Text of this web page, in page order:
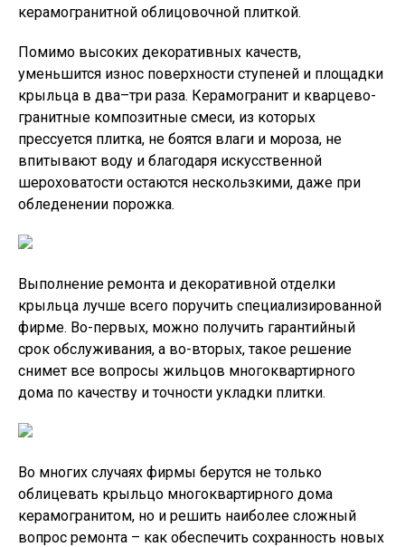
керамогранитной облицовочной плиткой.
Помимо высоких декоративных качеств,
уменьшится износ поверхности ступеней и площадки
крыльца в два–три раза. Керамогранит и кварцево-
гранитные композитные смеси, из которых
прессуется плитка, не боятся влаги и мороза, не
впитывают воду и благодаря искусственной
шероховатости остаются нескользкими, даже при
обледенении порожка.
Выполнение ремонта и декоративной отделки
крыльца лучше всего поручить специализированной
фирме. Во-первых, можно получить гарантийный
срок обслуживания, а во-вторых, такое решение
снимет все вопросы жильцов многоквартирного
дома по качеству и точности укладки плитки.
Во многих случаях фирмы берутся не только
облицевать крыльцо многоквартирного дома
керамогранитом, но и решить наиболее сложный
вопрос ремонта – как обеспечить сохранность новых